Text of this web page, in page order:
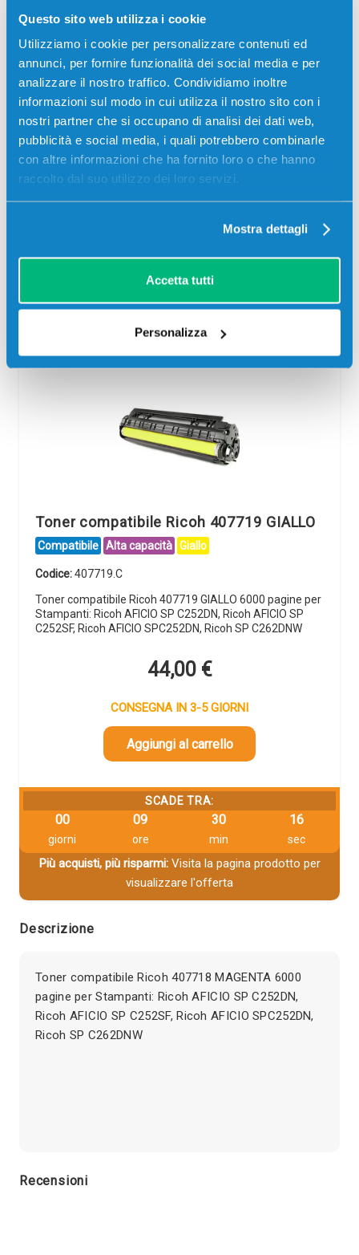
Questo sito web utilizza i cookie
Utilizziamo i cookie per personalizzare contenuti ed
annunci, per fornire funzionalità dei social media e per
analizzare il nostro traffico. Condividiamo inoltre
informazioni sul modo in cui utilizza il nostro sito con i
nostri partner che si occupano di analisi dei dati web,
pubblicità e social media, i quali potrebbero combinarle
con altre informazioni che ha fornito loro o che hanno
raccolto dal suo utilizzo dei loro servizi.
Mostra dettagli
Accetta tutti
Personalizza
Toner compatibile Ricoh 407717 CIANO 6000 pagine per
Stampanti: Ricoh AFICIO SP C252DN, Ricoh AFICIO SP
C252SF, Ricoh AFICIO SPC252DN, Ricoh SP C262DNW
44,00€
CONSEGNA IN 3-5 GIORNI
Aggiungi al carrello
30 15
Più acquisti, più risparmi:Visita la pagina prodotto per
Toner compatibile Ricoh 407719 GIALLO
Compatibile Alta capacità Giallo
Codice:407719.C
Toner compatibile Ricoh 407719 GIALLO 6000 pagine per
Stampanti: Ricoh AFICIO SP C252DN, Ricoh AFICIO SP
C252SF, Ricoh AFICIO SPC252DN, Ricoh SP C262DNW
44,00 €
CONSEGNA IN 3-5 GIORNI
Aggiungi al carrello
SCADE TRA:
00
giorni
09
ore
30
min
15
sec
Più acquisti, più risparmi:Visita la pagina prodotto per
visualizzare l'offerta
Descrizione
Toner compatibile Ricoh 407718 MAGENTA 6000
pagine per Stampanti: Ricoh AFICIO SP C252DN,
Ricoh AFICIO SP C252SF, Ricoh AFICIO SPC252DN,
Ricoh SP C262DNW
Recensioni